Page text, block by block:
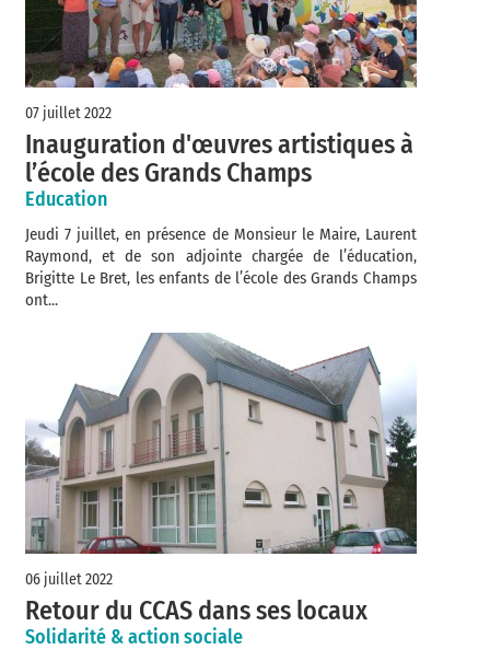
07 juillet 2022
Inauguration d'œuvres artistiques à
l’école des Grands Champs
Education
Jeudi 7 juillet, en présence de Monsieur le Maire, Laurent
Raymond, et de son adjointe chargée de l’éducation,
Brigitte Le Bret, les enfants de l’école des Grands Champs
ont...
06 juillet 2022
Retour du CCAS dans ses locaux
Solidarité & action sociale